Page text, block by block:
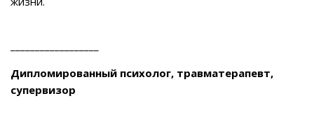
Дипломированный психолог, травматерапевт,
супервизор